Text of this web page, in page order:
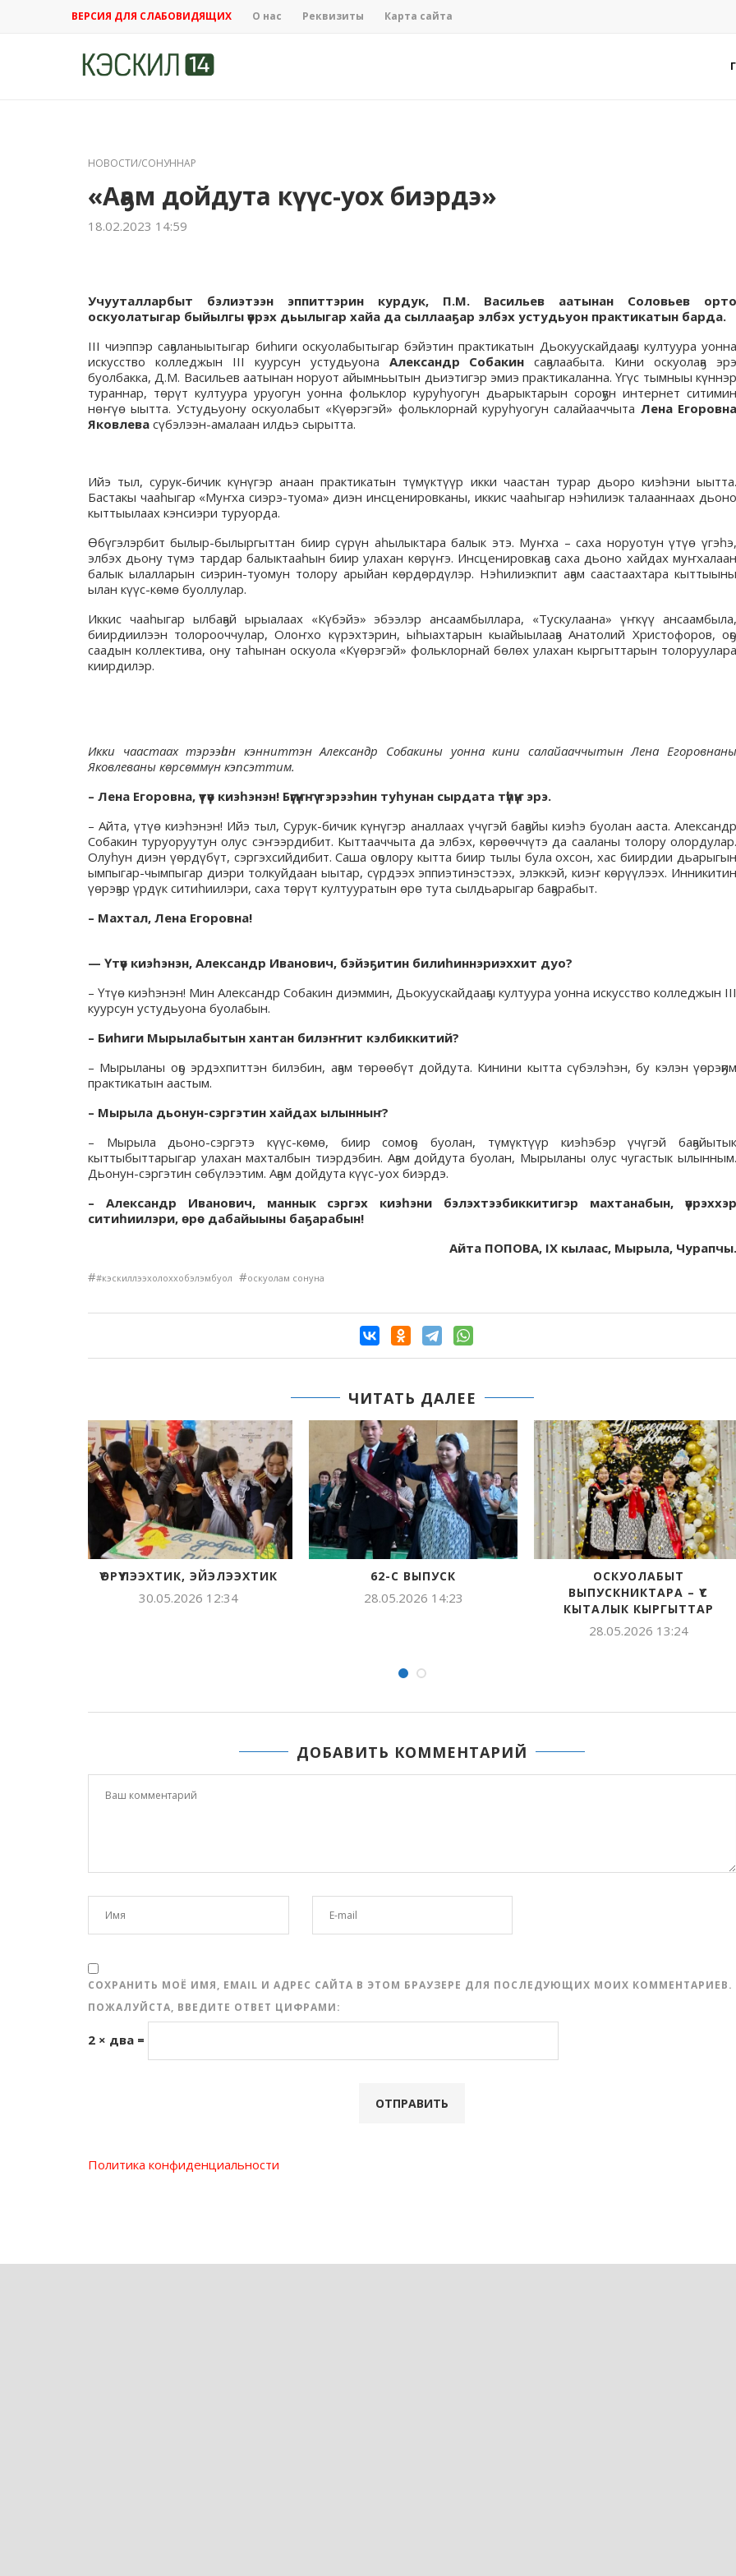
ВЕРСИЯ ДЛЯ СЛАБОВИДЯЩИХ О нас Реквизиты Карта сайта
НОВОСТИ/СОНУННАР
«Аҕам дойдута күүс-уох биэрдэ»
18.02.2023 14:59
Учууталларбыт бэлиэтээн эппиттэрин курдук, П.М. Васильев аатынан Соловьев орто
оскуолатыгар быйылгы үөрэх дьылыгар хайа да сыллааҕар элбэх устудьуон практикатын барда.
III чиэппэр саҕаланыытыгар биһиги оскуолабытыгар бэйэтин практикатын Дьокуускайдааҕы култуура уонна
искусство колледжын III куурсун устудьуона Александр Собакинсаҕалаабыта. Кини оскуолаҕа эрэ
буолбакка, Д.М. Васильев аатынан норуот айымньытын дьиэтигэр эмиэ практикаланна. Үгүс тымныы күннэр
тураннар, төрүт култуура уруогун уонна фольклор куруһуогун дьарыктарын сороҕун интернет ситимин
нөҥүө ыытта. Устудьуону оскуолабыт «Күөрэгэй» фольклорнай куруһуогун салайааччыта Лена Егоровна
Яковлева сүбэлээн-амалаан илдьэ сырытта.
Ийэ тыл, сурук-бичик күнүгэр анаан практикатын түмүктүүр икки чаастан турар дьоро киэһэни ыытта.
Бастакы чааһыгар «Муҥха сиэрэ-туома» диэн инсценировканы, иккис чааһыгар нэһилиэк талааннаах дьоно
кыттыылаах кэнсиэри туруорда.
Өбүгэлэрбит былыр-былыргыттан биир сүрүн аһылыктара балык этэ. Муҥха – саха норуотун үтүө үгэһэ,
элбэх дьону түмэ тардар балыктааһын биир улахан көрүҥэ. Инсценировкаҕа саха дьоно хайдах муҥхалаан
балык ылалларын сиэрин-туомун толору арыйан көрдөрдүлэр. Нэһилиэкпит аҕам саастаахтара кыттыыны
ылан күүс-көмө буоллулар.
Иккис чааһыгар ылбаҕай ырыалаах «Күбэйэ» эбээлэр ансаамбыллара, «Тускулаана» үҥкүү ансаамбыла,
биирдиилээн толорооччулар, Олоҥхо күрэхтэрин, ыһыахтарын кыайыылааҕа Анатолий Христофоров, оҕо
саадын коллектива, ону таһынан оскуола «Күөрэгэй» фольклорнай бөлөх улахан кыргыттарын толоруулара
киирдилэр.
Икки чаастаах тэрээһин кэнниттэн Александр Собакины уонна кини салайааччытын Лена Егоровнаны
Яковлеваны көрсөммүн кэпсэттим.
– Лена Егоровна, үтүө киэһэнэн! Бүгүҥҥү тэрээһин туһунан сырдата түһүҥ эрэ.
– Айта, үтүө киэһэнэн! Ийэ тыл, Сурук-бичик күнүгэр аналлаах үчүгэй баҕайы киэһэ буолан ааста. Александр
Собакин туруоруутун олус сэҥээрдибит. Кыттааччыта да элбэх, көрөөччүтэ да сааланы толору олордулар.
Олуһун диэн үөрдүбүт, сэргэхсийдибит. Саша оҕолору кытта биир тылы була охсон, хас биирдии дьарыгын
ымпыгар-чымпыгар диэри толкуйдаан ыытар, сүрдээх эппиэтинэстээх, элэккэй, киэҥ көрүүлээх. Инникитин
үөрэҕэр үрдүк ситиһиилэри, саха төрүт култууратын өрө тута сылдьарыгар баҕарабыт.
– Махтал, Лена Егоровна!
— Үтүө киэһэнэн, Александр Иванович, бэйэҕитин билиһиннэриэххит дуо?
– Үтүө киэһэнэн! Мин Александр Собакин диэммин, Дьокуускайдааҕы култуура уонна искусство колледжын III
куурсун устудьуона буолабын.
– Биһиги Мырылабытын хантан билэҥҥит кэлбиккитий?
– Мырыланы оҕо эрдэхпиттэн билэбин, аҕам төрөөбүт дойдута. Кинини кытта сүбэлэһэн, бу кэлэн үөрэҕим
практикатын аастым.
– Мырыла дьонун-сэргэтин хайдах ылынныҥ?
– Мырыла дьоно-сэргэтэ күүс-көмө, биир сомоҕо буолан, түмүктүүр киэһэбэр үчүгэй баҕайытык
кыттыбыттарыгар улахан махталбын тиэрдэбин. Аҕам дойдута буолан, Мырыланы олус чугастык ылынным.
Дьонун-сэргэтин сөбүлээтим. Аҕам дойдута күүс-уох биэрдэ.
– Александр Иванович, маннык сэргэх киэһэни бэлэхтээбиккитигэр махтанабын, үөрэххэр
ситиһиилэри, өрө дабайыыны баҕарабын!
Айта ПОПОВА, IX кылаас, Мырыла, Чурапчы.
##кэскиллээхолоххобэлэмбуол #оскуолам сонуна
ЧИТАТЬ ДАЛЕЕ
62-С ВЫПУСК
28.05.2026 14:23
ОСКУОЛАБЫТ
ВЫПУСКНИКТАРА – ҮС
ХАРБАЛААХТААҔЫ
ҮӨРЭХТЭЭҺИН ХОЛБОҺУГАР
УЛАХАН АЙАҤҤА АТААРАР
АЛГЫСТААХ...
ДОБАВИТЬ КОММЕНТАРИЙ
СОХРАНИТЬ МОЁ ИМЯ, EMAIL И АДРЕС САЙТА В ЭТОМ БРАУЗЕРЕ ДЛЯ ПОСЛЕДУЮЩИХ МОИХ КОММЕНТАРИЕВ.
ПОЖАЛУЙСТА, ВВЕДИТЕ ОТВЕТ ЦИФРАМИ:
2 × два =
Политика конфиденциальности